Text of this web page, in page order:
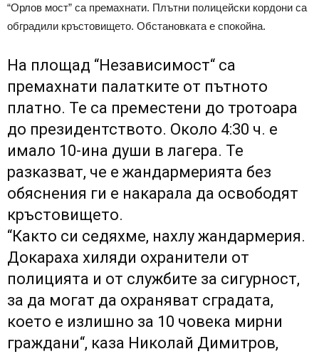
“Орлов мост” са премахнати. Плътни полицейски кордони са
обградили кръстовището. Обстановката е спокойна.
На площад “Независимост“ са
премахнати палатките от пътното
платно. Те са преместени до тротоара
до президентството. Около 4:30 ч. е
имало 10-ина души в лагера. Те
разказват, че е жандармерията без
обяснения ги е накарала да освободят
кръстовището.
“Както си седяхме, нахлу жандармерия.
Докараха хиляди охранители от
полицията и от службите за сигурност,
за да могат да охраняват сградата,
което е излишно за 10 човека мирни
граждани“, каза Николай Димитров,